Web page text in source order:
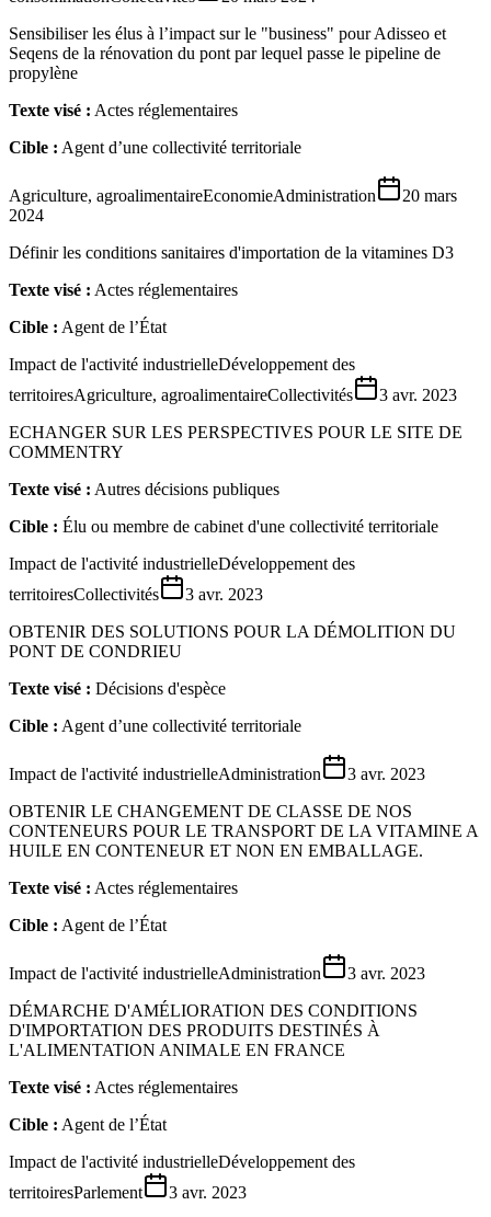
Sensibiliser les élus à l’impact sur le "business" pour Adisseo et
Seqens de la rénovation du pont par lequel passe le pipeline de
propylène
Texte visé : Actes réglementaires
Cible : Agent d’une collectivité territoriale
Agriculture, agroalimentaireEconomieAdministration
20 mars
2024
Définir les conditions sanitaires d'importation de la vitamines D3
Texte visé : Actes réglementaires
Cible : Agent de l’État
Impact de l'activité industrielleDéveloppement des
territoiresAgriculture, agroalimentaireCollectivités
3 avr. 2023
ECHANGER SUR LES PERSPECTIVES POUR LE SITE DE
COMMENTRY
Texte visé : Autres décisions publiques
Cible : Élu ou membre de cabinet d'une collectivité territoriale
Impact de l'activité industrielleDéveloppement des
territoiresCollectivités
3 avr. 2023
OBTENIR DES SOLUTIONS POUR LA DÉMOLITION DU
PONT DE CONDRIEU
Texte visé : Décisions d'espèce
Cible : Agent d’une collectivité territoriale
Impact de l'activité industrielleAdministration
3 avr. 2023
OBTENIR LE CHANGEMENT DE CLASSE DE NOS
CONTENEURS POUR LE TRANSPORT DE LA VITAMINE A
HUILE EN CONTENEUR ET NON EN EMBALLAGE.
Texte visé : Actes réglementaires
Cible : Agent de l’État
Impact de l'activité industrielleAdministration
3 avr. 2023
DÉMARCHE D'AMÉLIORATION DES CONDITIONS
D'IMPORTATION DES PRODUITS DESTINÉS À
L'ALIMENTATION ANIMALE EN FRANCE
Texte visé : Actes réglementaires
Cible : Agent de l’État
Impact de l'activité industrielleDéveloppement des
territoiresParlement
3 avr. 2023